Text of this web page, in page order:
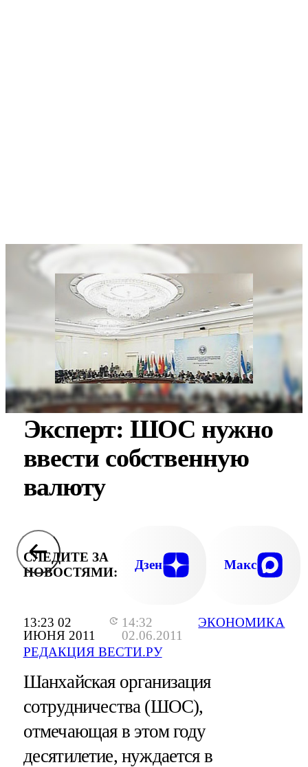
13:23 02
ИЮНЯ 2011
14:32
02.06.2011
РЕДАКЦИЯ ВЕСТИ.РУ
ЭКОНОМИКА
Эксперт: ШОС нужно
ввести собственную
валюту
СЛЕДИТЕ ЗА
НОВОСТЯМИ:
Дзен Макс
Шанхайская организация
сотрудничества (ШОС),
отмечающая в этом году
десятилетие, нуждается в